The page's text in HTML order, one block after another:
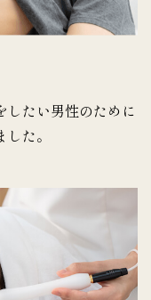
したい男性のために
た。